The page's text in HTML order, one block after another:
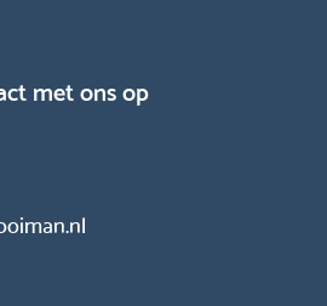
met ons op